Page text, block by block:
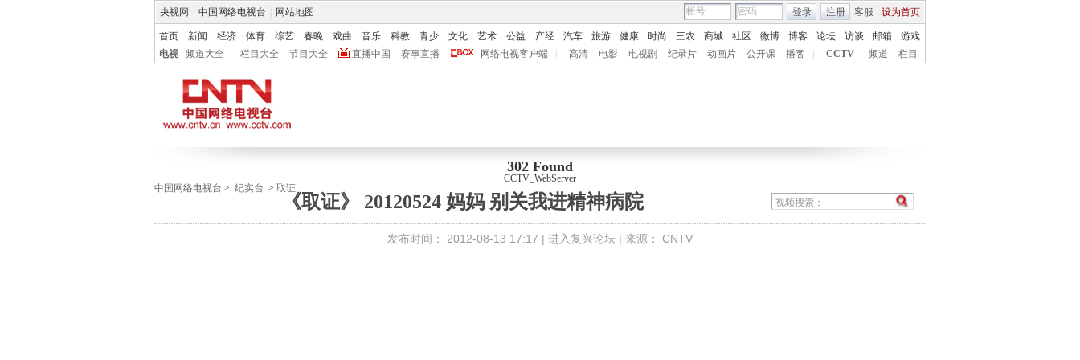
央视网 中国网络电视台 网站地图 客服 设为首页
登录 注册
首页 新闻 经济 体育 综艺 春晚 戏曲 音乐 科教 青少 文化 艺术 公益 产经 汽车 旅游 健康 时尚 三农 商城 社区 微博 博客 论坛 访谈 邮箱
游戏
电视
频道大全 栏目大全 节目大全 直播中国 赛事直播 网络电视客户端 高清 电影 电视剧 纪录片 动画片 公开课 播客 CCTV 频道 栏目
302 Found
CCTV_WebServer
中国网络电视台 > 纪实台 > 取证
《取证》 20120524 妈妈 别关我进精神病院
发布时间： 2012-08-13 17:17 | 进入复兴论坛 | 来源： CNTV